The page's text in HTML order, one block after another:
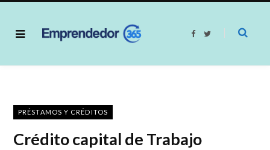
F
b
T
t
PRÉSTAMOS Y CRÉDITOS
Crédito capital de Trabajo